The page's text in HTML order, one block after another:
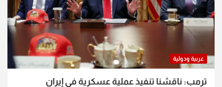
عربية ودولية
ترمب: ناقشنا تنفيذ عملية عسكرية في إيران